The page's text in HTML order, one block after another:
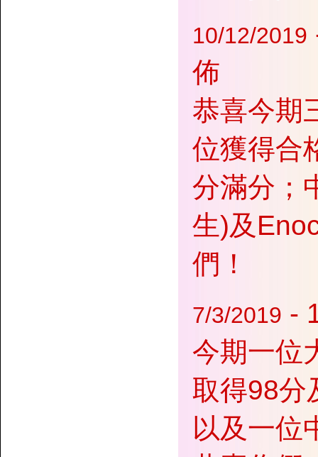
10/12/2019
佈
恭喜今期
位獲得合
分滿分；
生)及
們！
7/3/2019 -
今期一位
取得98分
以及一位